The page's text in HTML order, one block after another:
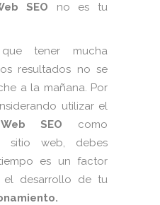
SEO no es tu
tener mucha
resultados no se
a la mañana. Por
utilizar el
SEO como
sitio web, debes
es un factor
el desarrollo de tu